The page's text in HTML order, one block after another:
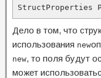
StructProperties
Дело в том, что
использования new
new, то поля будут
может